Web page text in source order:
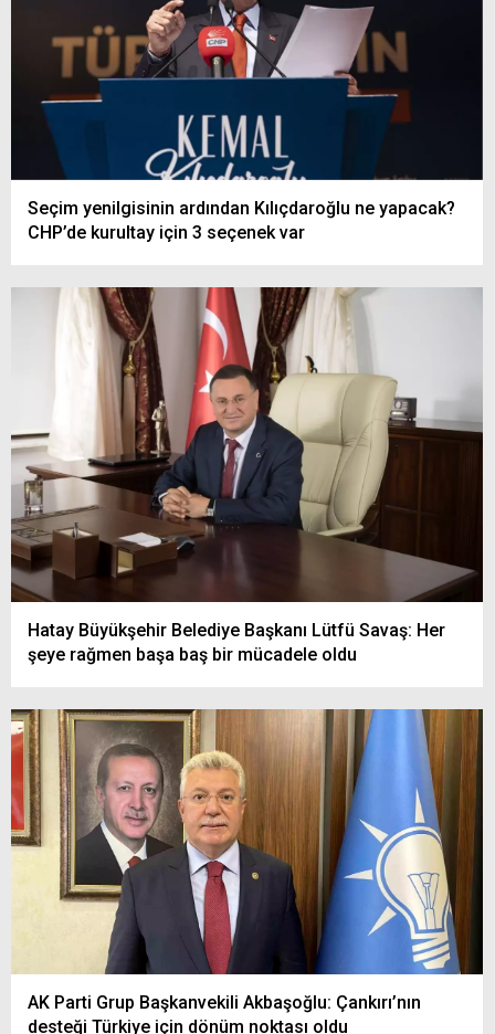
Seçim yenilgisinin ardından Kılıçdaroğlu ne yapacak?
CHP’de kurultay için 3 seçenek var
Hatay Büyükşehir Belediye Başkanı Lütfü Savaş: Her
şeye rağmen başa baş bir mücadele oldu
AK Parti Grup Başkanvekili Akbaşoğlu: Çankırı’nın
desteği Türkiye için dönüm noktası oldu